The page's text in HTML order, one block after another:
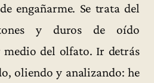
engañarme. Se trata del
y duros de oído
medio del olfato. Ir detrás
oliendo y analizando: he